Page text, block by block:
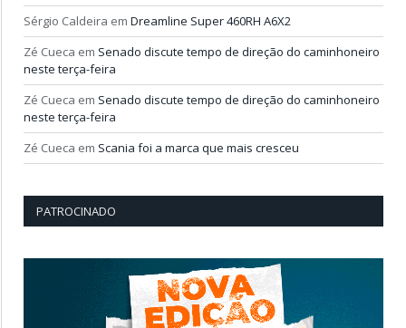
Sérgio Caldeira em Dreamline Super 460RH A6X2
Zé Cueca em Senado discute tempo de direção do caminhoneiro
neste terça-feira
Zé Cueca em Senado discute tempo de direção do caminhoneiro
neste terça-feira
Zé Cueca em Scania foi a marca que mais cresceu
PATROCINADO